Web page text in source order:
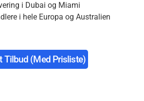
i Dubai og Miami
i hele Europa og Australien
Tilbud (med Prisliste)